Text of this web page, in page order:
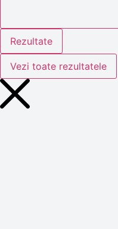
Rezultate
Vezi toate rezultatele